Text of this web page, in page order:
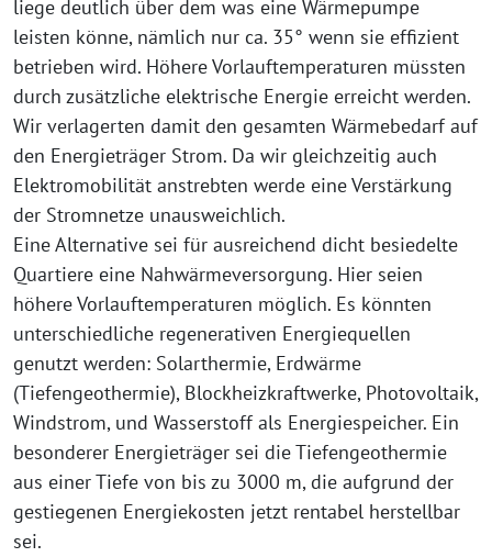
liege deutlich über dem was eine Wärmepumpe
leisten könne, nämlich nur ca. 35° wenn sie effizient
betrieben wird. Höhere Vorlauftemperaturen müssten
durch zusätzliche elektrische Energie erreicht werden.
Wir verlagerten damit den gesamten Wärmebedarf auf
den Energieträger Strom. Da wir gleichzeitig auch
Elektromobilität anstrebten werde eine Verstärkung
der Stromnetze unausweichlich.
Eine Alternative sei für ausreichend dicht besiedelte
Quartiere eine Nahwärmeversorgung. Hier seien
höhere Vorlauftemperaturen möglich. Es könnten
unterschiedliche regenerativen Energiequellen
genutzt werden: Solarthermie, Erdwärme
(Tiefengeothermie), Blockheizkraftwerke, Photovoltaik,
Windstrom, und Wasserstoff als Energiespeicher. Ein
besonderer Energieträger sei die Tiefengeothermie
aus einer Tiefe von bis zu 3000 m, die aufgrund der
gestiegenen Energiekosten jetzt rentabel herstellbar
sei.